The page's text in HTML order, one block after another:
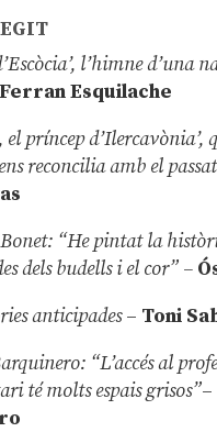
l’himne d’una
Ferran Esquilache
el príncep d’Ilercavònia’,
reconcilia amb el passat
“He pintat la
dels budells i el cor” –
anticipades– Toni
“L’accés al
té molts espais grisos”–